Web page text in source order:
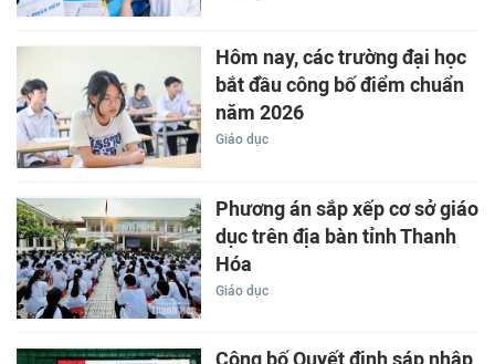
Hôm nay, các trường đại học
bắt đầu công bố điểm chuẩn
năm 2026
Giáo dục
Phương án sắp xếp cơ sở giáo
dục trên địa bàn tỉnh Thanh
Hóa
Giáo dục